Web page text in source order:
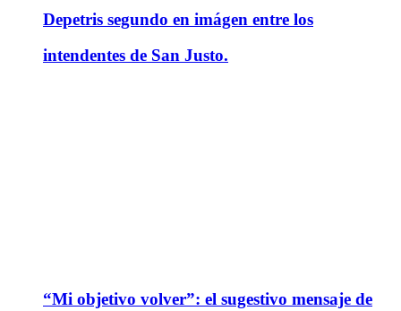
Depetris segundo en imágen entre los
intendentes de San Justo.
“Mi objetivo volver”: el sugestivo mensaje de